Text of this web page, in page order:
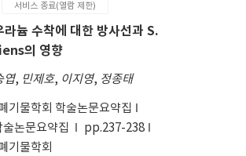
서비스 종료(열람 제한)
라늄 수착에 대한 방사선과 S.
의 영향
엽, 민제호, 이지영, 정종태
기물학회 학술논문요약집
논문요약집
pp.237-238
기물학회